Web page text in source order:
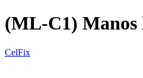
(ML-C1)
CelFix